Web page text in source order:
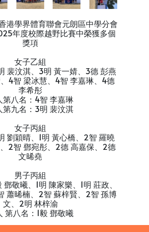
港學界體育聯會元朗區中學分會
年度校際越野比賽中榮獲多個
獎項
女子乙組
裴汶淇、3明 黃一婧、3德 彭燕
4智 梁冰慧、4智 李嘉琳、4德
李希彤
第八名：4智 李嘉琳
第九名：3明 裴汶淇
女子丙組
劉穎晴、1明 黃心橋、2智 羅曉
2智 鄧宛彤、2德 高嘉保、2德
文晞堯
男子丙組
敬曦、1明 陳家樂、1明 莊政、
蕭晞楠、2智 蘇梓賢、2智 孫博
文、2明 林梓渝
第八名：1毅 鄧敬曦